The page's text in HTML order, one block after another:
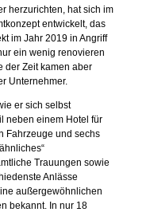
herzurichten, hat sich im
entwickelt, das
im Jahr 2019 in Angriff
ein wenig renovieren
der Zeit kamen aber
Unternehmer.
er sich selbst
neben einem Hotel für
Fahrzeuge und sechs
Trauungen sowie
Anlässe
außergewöhnlichen
bekannt. In nur 18